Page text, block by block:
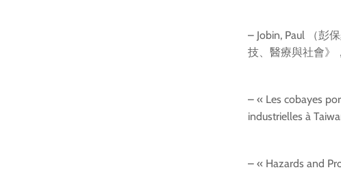
– Jobin, Paul （彭
技、醫療與社會》
– « Les cobayes
industrielles à
– « Hazards and